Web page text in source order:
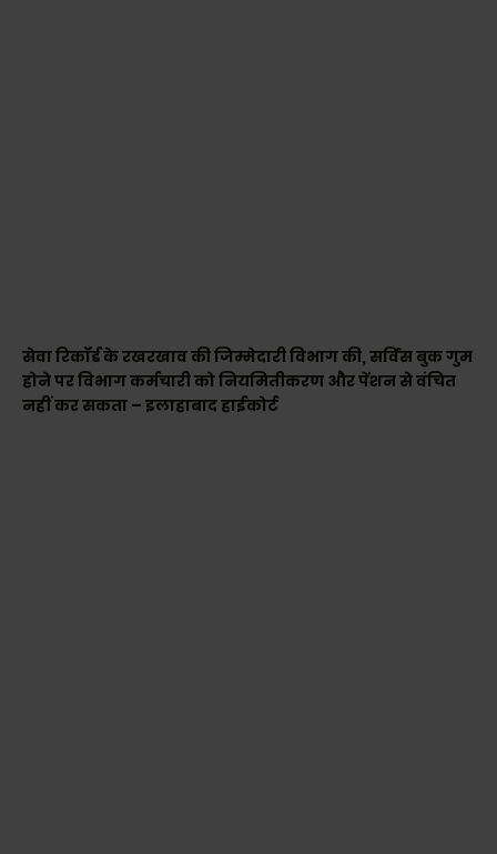
सेवा रिकॉर्ड के रखरखाव की जिम्मेदारी विभाग की, सर्विस बुक गुम
होने पर विभाग कर्मचारी को नियमितीकरण और पेंशन से वंचित
नहीं कर सकता – इलाहाबाद हाईकोर्ट